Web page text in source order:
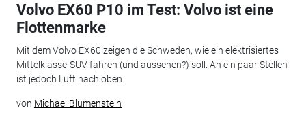
Volvo EX60 P10 im Test: Volvo ist eine
Flottenmarke
Mit dem Volvo EX60 zeigen die Schweden, wie ein elektrisiertes
Mittelklasse-SUV fahren (und aussehen?) soll. An ein paar Stellen
ist jedoch Luft nach oben.
von Michael Blumenstein